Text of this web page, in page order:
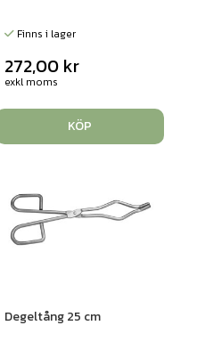
Finns i lager
272,00 kr
exkl moms
KÖP
Degeltång 25 cm